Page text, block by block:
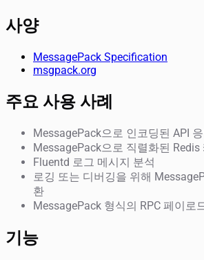
사양
MessagePack Specification
msgpack.org
주요 사용 사례
MessagePack으로 인코딩된 API
MessagePack으로 직렬화된
Fluentd 로그 메시지 분석
로깅 또는 디버깅을 위해
환
MessagePack 형식의 RPC 페이로
기능